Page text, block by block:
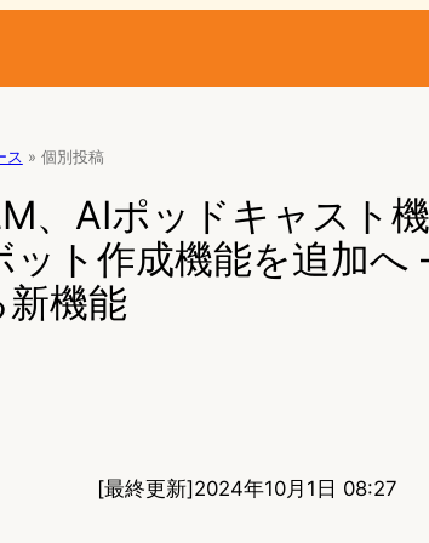
ス » 個別投稿
、AIポッドキャスト
ト作成機能を追加へ
機能
[最終更新]2024年10月1日 08:27